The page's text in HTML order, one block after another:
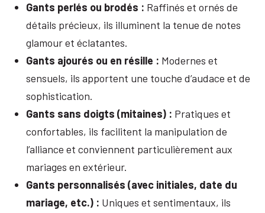
Gants perlés ou brodés : Raffinés et ornés de
détails précieux, ils illuminent la tenue de notes
glamour et éclatantes.
Gants ajourés ou en résille : Modernes et
sensuels, ils apportent une touche d’audace et de
sophistication.
Gants sans doigts (mitaines) : Pratiques et
confortables, ils facilitent la manipulation de
l’alliance et conviennent particulièrement aux
mariages en extérieur.
Gants personnalisés (avec initiales, date du
mariage, etc.) : Uniques et sentimentaux, ils